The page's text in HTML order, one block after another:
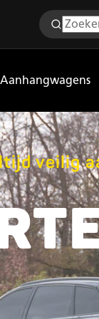
Aanhangwagens
veilig